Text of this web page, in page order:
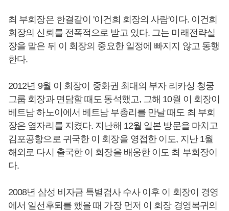
최 부회장은 한결같이 '이건희 회장의 사람'이다. 이건희
회장의 신뢰를 전폭적으로 받고 있다. 그는 미래전략실
장을 맡은 뒤 이 회장의 중요한 일정에 빠지지 않고 동행
한다.
2012년 9월 이 회장이 중화권 최대의 부자 리카싱 청쿵
그룹 회장과 면담할 때도 동석했고, 그해 10월 이 회장이
베트남 하노이에서 베트남 부총리를 만날 때도 최 부회
장은 옆자리를 지켰다. 지난해 12월 일본 방문을 마치고
김포공항으로 귀국한 이 회장을 영접한 이도, 지난 1월
해외로 다시 출국한 이 회장을 배웅한 이도 최 부회장이
다.
2008년 삼성 비자금 특별검사 수사 이후 이 회장이 경영
에서 일선후퇴를 했을 때 가장 먼저 이 회장 경영복귀의